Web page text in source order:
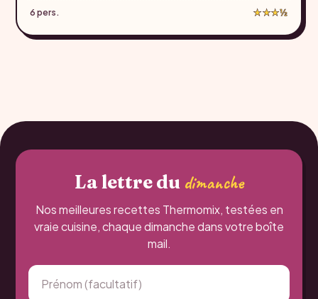
6 pers. ★★★½
La lettre du dimanche
Nos meilleures recettes Thermomix, testées en
vraie cuisine, chaque dimanche dans votre boîte
mail.